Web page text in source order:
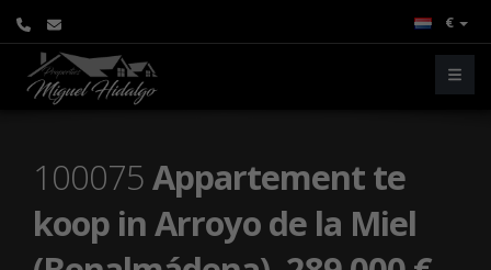
€
100075Appartement te
koop in Arroyo de la Miel